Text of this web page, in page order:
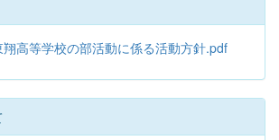
高等学校の部活動に係る活動方針.pdf